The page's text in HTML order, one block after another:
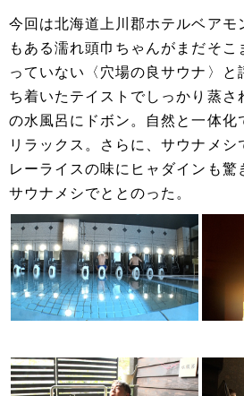
今回は北海道上川郡ホテルベアモ
もある濡れ頭巾ちゃんがまだそこ
っていない〈穴場の良サウナ〉と
ち着いたテイストでしっかり蒸さ
の水風呂にドボン。自然と一体化
リラックス。さらに、サウナメシ
レーライスの味にヒャダインも驚
サウナメシでととのった。